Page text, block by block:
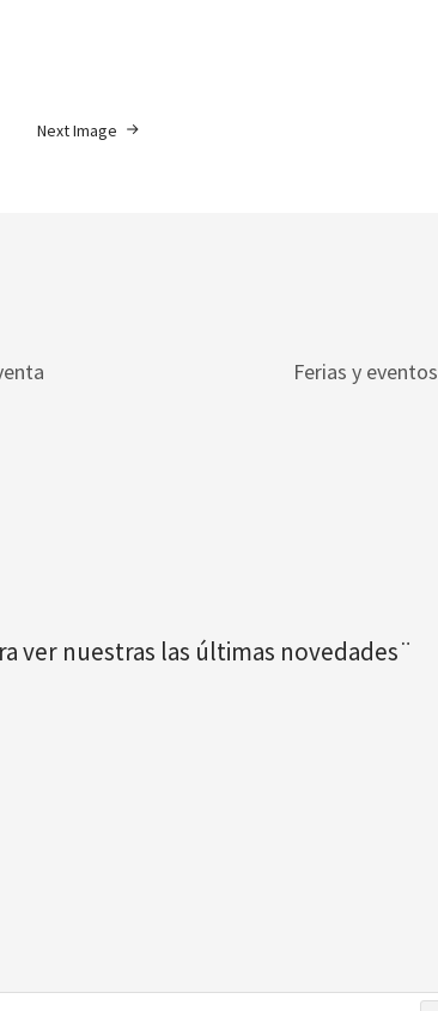
Next Image
Ferias y eventos
ver nuestras las últimas novedades¨